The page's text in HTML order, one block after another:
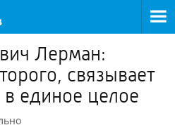
Лерман:
связывает
единое целое